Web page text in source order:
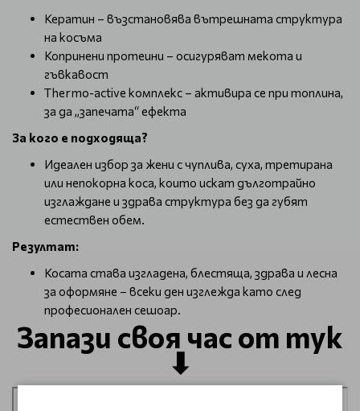
Кератин – възстановява вътрешната структура
на косъма
Копринени протеини – осигуряват мекота и
гъвкавост
Thermo-active комплекс – активира се при топлина,
за да „запечата“ ефекта
За кого е подходяща?
Идеален избор за жени с чуплива, суха, третирана
или непокорна коса, които искат дълготрайно
изглаждане и здрава структура без да губят
естествен обем.
Резултат:
Косата става изгладена, блестяща, здрава и лесна
за оформяне – всеки ден изглежда като след
професионален сешоар.
Запази своя час от тук
⬇